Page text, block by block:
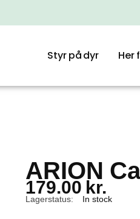
Styr på dyr Her
ARION
179.00 kr.
Lagerstatus: In stock